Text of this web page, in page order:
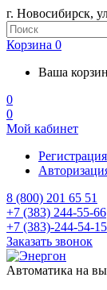
г. Новосибирск,
Корзина 0
Ваша
0
0
Мой кабинет
Регистрация
8 (800) 201 65 51
+7 (383) 244-55-66
+7 (383)-244-54-15
Заказать звонок
Автоматика на